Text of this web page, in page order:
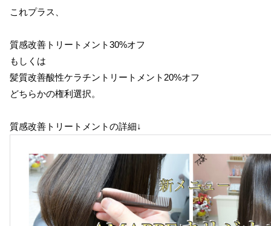
これプラス、
質感改善トリートメント30%オフ
もしくは
髪質改善酸性ケラチントリートメント20%オフ
どちらかの権利選択。
質感改善トリートメントの詳細↓